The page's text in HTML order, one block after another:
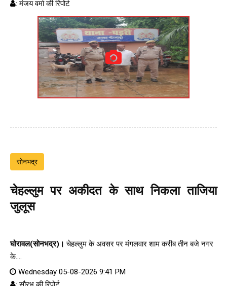
: मंजय वर्मा की रिपोर्ट
सोनभद्र
चेहल्लुम पर अकीदत के साथ निकला ताजिया
जुलूस
घोरावल(सोनभद्र)। चेहल्लुम के अवसर पर मंगलवार शाम करीब तीन बजे नगर
के....
Wednesday 05-08-2026 9:41 PM